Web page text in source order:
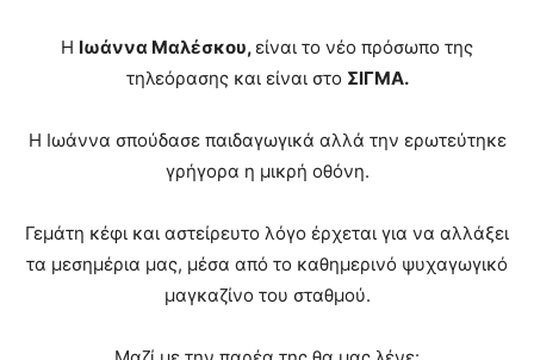
Η Ιωάννα Μαλέσκου,είναι το νέο πρόσωπο της
τηλεόρασης και είναι στο ΣΙΓΜΑ.
Η Ιωάννα σπούδασε παιδαγωγικά αλλά την ερωτεύτηκε
γρήγορα η μικρή οθόνη.
Γεμάτη κέφι και αστείρευτο λόγο έρχεται για να αλλάξει
τα μεσημέρια μας, μέσα από το καθημερινό ψυχαγωγικό
μαγκαζίνο του σταθμού.